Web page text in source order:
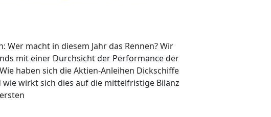
Wer macht in diesem Jahr das Rennen? Wir
mit einer Durchsicht der Performance der
haben sich die Aktien-Anleihen Dickschiffe
wie wirkt sich dies auf die mittelfristige Bilanz